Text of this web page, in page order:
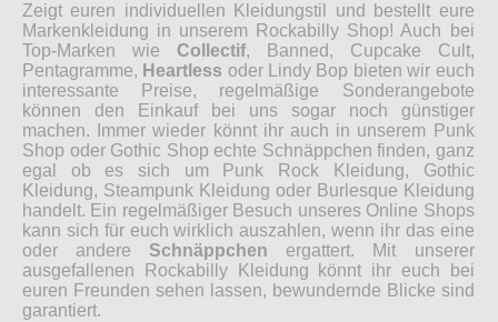
Zeigt euren individuellen Kleidungstil und bestellt eure
Markenkleidung in unserem Rockabilly Shop! Auch bei
Top-Marken wie Collectif, Banned, Cupcake Cult,
Pentagramme, Heartless oder Lindy Bop bieten wir euch
interessante Preise, regelmäßige Sonderangebote
können den Einkauf bei uns sogar noch günstiger
machen. Immer wieder könnt ihr auch in unserem Punk
Shop oder Gothic Shop echte Schnäppchen finden, ganz
egal ob es sich um Punk Rock Kleidung, Gothic
Kleidung, Steampunk Kleidung oder Burlesque Kleidung
handelt. Ein regelmäßiger Besuch unseres Online Shops
kann sich für euch wirklich auszahlen, wenn ihr das eine
oder andere Schnäppchen ergattert. Mit unserer
ausgefallenen Rockabilly Kleidung könnt ihr euch bei
euren Freunden sehen lassen, bewundernde Blicke sind
garantiert.